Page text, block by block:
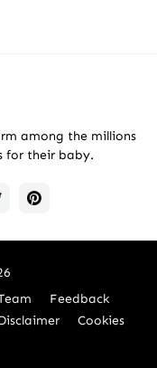
among the millions
for their baby.
Feedback
Cookies